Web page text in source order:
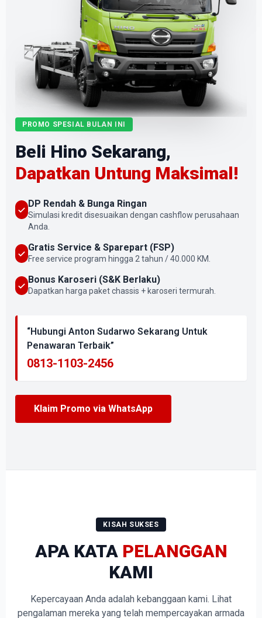
PROMO SPESIAL BULAN INI
Beli Hino Sekarang,
Dapatkan Untung Maksimal!
DP Rendah & Bunga Ringan
Simulasi kredit disesuaikan dengan cashflow perusahaan
Anda.
Gratis Service & Sparepart (FSP)
Free service program hingga 2 tahun / 40.000 KM.
Bonus Karoseri (S&K Berlaku)
Dapatkan harga paket chassis + karoseri termurah.
“Hubungi Anton Sudarwo Sekarang Untuk
Penawaran Terbaik”
0813-1103-2456
Klaim Promo via WhatsApp
KISAH SUKSES
APA KATA PELANGGAN
KAMI
Kepercayaan Anda adalah kebanggaan kami. Lihat
pengalaman mereka yang telah mempercayakan armada